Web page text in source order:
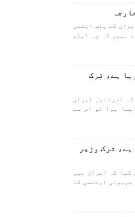
کے پاس ایٹمی
نہیں کہ وہ ایٹم
ہے، ترک
اسرائیل ایران
ہوا تو اس سے
ترک وزیر
کہا کہ ایران میں
ایجنسی کا